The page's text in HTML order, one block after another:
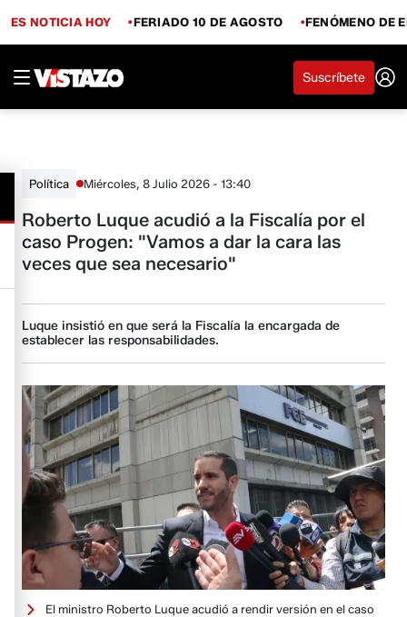
ES NOTICIA HOY FERIADO 10 DE AGOSTO FENÓMENO DE
Suscríbete
Política Miércoles, 8 Julio 2026 - 13:40
Roberto Luque acudió a la Fiscalía por el
caso Progen: "Vamos a dar la cara las
veces que sea necesario"
Luque insistió en que será la Fiscalía la encargada de
establecer las responsabilidades.
El ministro Roberto Luque acudió a rendir versión en el caso